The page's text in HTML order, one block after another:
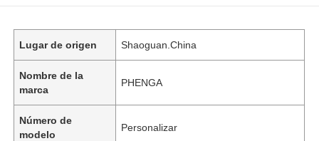
Lugar de origen Shaoguan.China
Nombre de la
marca
PHENGA
Número de
modelo
Personalizar